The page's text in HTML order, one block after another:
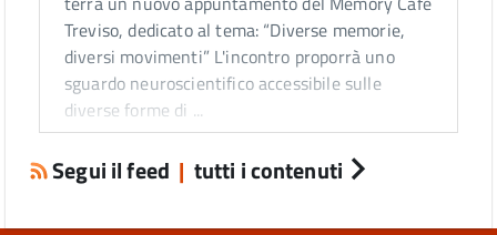
Treviso, dedicato al tema: “Diverse memorie,
diversi movimenti” L'incontro proporrà uno
sguardo neuroscientifico accessibile sulle
diverse forme di ...
Segui il feed | tutti i contenuti